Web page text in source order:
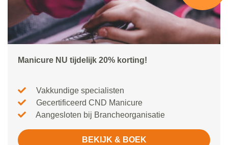
Manicure NU tijdelijk 20% korting!
Vakkundige specialisten
Gecertificeerd CND Manicure
Aangesloten bij Brancheorganisatie
BEKIJK & BOEK